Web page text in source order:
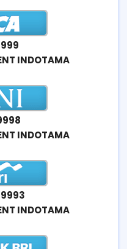
INDOTAMA
INDOTAMA
INDOTAMA